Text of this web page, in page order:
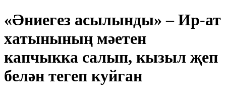
«Әниегез асылынды» – Ир-ат
хатынының мәетен
капчыкка салып, кызыл җеп
белән тегеп куйган